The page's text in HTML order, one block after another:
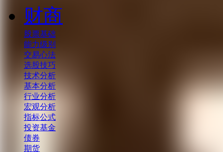
财商
股票基础
能力级别
交易心法
选股技巧
技术分析
基本分析
行业分析
宏观分析
指标公式
投资基金
债券
期货